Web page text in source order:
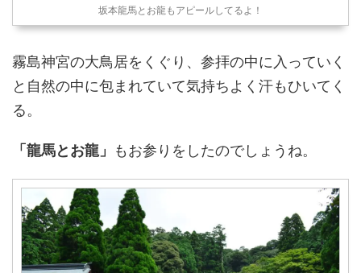
坂本龍馬とお龍もアピールしてるよ！
霧島神宮の大鳥居をくぐり、参拝の中に入っていく
と自然の中に包まれていて気持ちよく汗もひいてく
る。
「龍馬とお龍」 もお参りをしたのでしょうね。